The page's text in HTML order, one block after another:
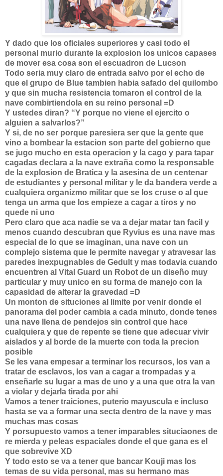
Y dado que los oficiales superiores y casi todo el
personal murio durante la explosion los unicos capases
de mover esa cosa son el escuadron de Lucson
Todo seria muy claro de entrada salvo por el echo de
que el grupo de Blue tambien habia safado del quilombo
y que sin mucha resistencia tomaron el control de la
nave combirtiendola en su reino personal =D
Y ustedes diran? “Y porque no viene el ejercito o
alguien a salvarlos?”
Y si, de no ser porque paresiera ser que la gente que
vino a bombear la estacion son parte del gobierno que
se jugo mucho en esta operacion y la cago y para tapar
cagadas declara a la nave extraña como la responsable
de la explosion de Bratica y la asesina de un centenar
de estudiantes y personal militar y le da bandera verde a
cualquiera organizmo militar que se los cruse o al que
tenga un arma que los empieze a cagar a tiros y no
quede ni uno
Pero claro que aca nadie se va a dejar matar tan facil y
menos cuando descubran que Ryvius es una nave mas
especial de lo que se imaginan, una nave con un
complejo sistema que le permite navegar y atravesar las
paredes inexpugnables de Gedult y mas todavia cuando
encuentren al Vital Guard un Robot de un diseño muy
particular y muy unico en su forma de manejo con la
capasidad de alterar la gravedad =D
Un monton de situciones al limite por venir donde el
panorama del poder cambia a cada minuto, donde tenes
una nave llena de pendejos sin control que hace
cualquiera y que de repente se tiene que adecuar vivir
aislados y al borde de la muerte con toda la precion
posible
Se les vana empesar a terminar los recursos, los van a
tratar de esclavos, los van a cagar a trompadas y a
enseñarle su lugar a mas de uno y a una que otra la van
a violar y dejarla tirada por ahi
Vamos a tener traiciones, puterio mayuscula e incluso
hasta se va a formar una secta dentro de la nave y mas
muchas mas cosas
Y porsupuesto vamos a tener imparables situciaones de
re mierda y peleas espaciales donde el que gana es el
que sobrevive XD
Y todo esto se va a tener que bancar Kouji mas los
temas de su vida personal, mas su hermano mas